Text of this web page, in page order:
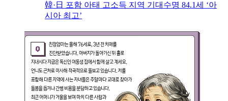
韓·日 포함 아태 고소득 지역 기대수명 84.1세 ‘아
시아 최고’